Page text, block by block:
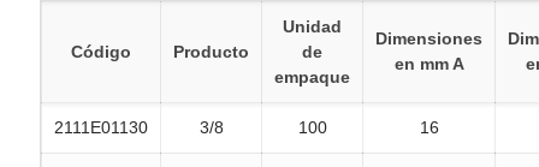
Código Producto
Unidad
de
empaque
Dimensiones
en mm A
2111E01130 3/8 100 16